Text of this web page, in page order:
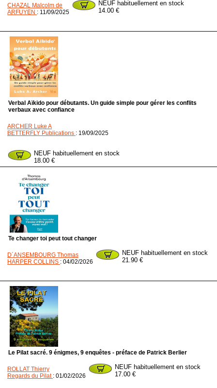
CHAZAL Malcolm de
ARFUYEN : 11/09/2025
NEUF habituellement en stock
14.00 €
Verbal Aïkido pour débutants. Un guide simple pour gérer les conflits
verbaux avec confiance
ARCHER Luke A
BETTERFLY Publications : 19/09/2025
NEUF habituellement en stock
18.00 €
Te changer toi peut tout changer
D´ANSEMBOURG Thomas
HARPER COLLINS : 04/02/2026
NEUF habituellement en stock
21.90 €
Le Pilat sacré. 9 énigmes, 9 enquêtes - préface de Patrick Berlier
ROLLAT Thierry
Regards du Pilat : 01/02/2026
NEUF habituellement en stock
17.00 €